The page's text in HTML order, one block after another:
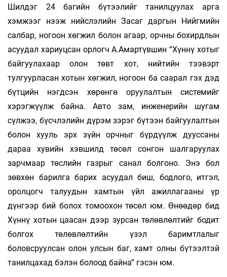
Шилдэг 24 багийн бүтээлийг танилцуулах арга
хэмжээг нээж нийслэлийн Засаг даргын Нийгмийн
салбар, ногоон хөгжил болон агаар, орчны бохирдлын
асуудал хариуцсан орлогч А.Амартүвшин “Хүннү хотыг
байгуулахаар олон төвт хот, нийтийн тээвэрт
тулгуурласан хотын хөгжил, ногоон ба саарал гэх дэд
бүтцийн нэгдсэн хөрөнгө оруулалтын системийг
хэрэгжүүлж байна. Авто зам, инженерийн шугам
сүлжээ, бүсчлэлийн дүрэм зэрэг бүтээн байгуулалтын
болон хууль эрх зүйн орчныг бүрдүүлж дууссаны
дараа хувийн хэвшилд төсөл сонгон шалгаруулах
зарчмаар төслийн газрыг санал болгоно. Энэ бол
зөвхөн барилга барих асуудал биш, бодлого, итгэл,
оролцогч талуудын хамтын үйл ажиллагааны үр
дүнгээр бий болох томоохон төсөл юм. Өнөөдөр бид
Хүннү хотын цаасан дээр зурсан төлөвлөлтийг бодит
болгох төлөвлөлтийн үзэл баримтлалыг
боловсруулсан олон улсын баг, хамт олны бүтээлтэй
танилцахад бэлэн болоод байна” гэсэн юм.